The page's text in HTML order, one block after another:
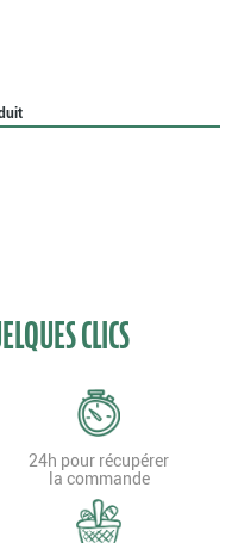
CLICS
24h pour récupérer
la commande